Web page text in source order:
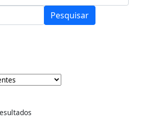
Pesquisar